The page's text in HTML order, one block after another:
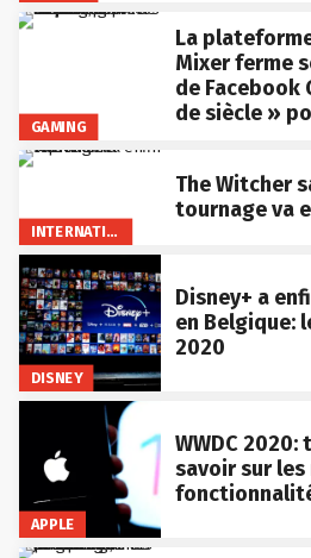
GAMING
La
Mixer ferme
de Facebook
de siècle »
INTERNATIONAL
The Witcher
tournage va
DISNEY
Disney+ a
en Belgique:
2020
APPLE
WWDC
savoir sur